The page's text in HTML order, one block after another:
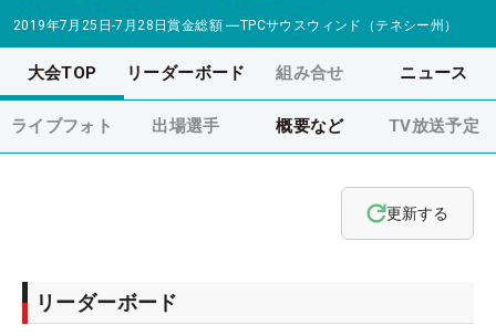
2019年7月25日-7月28日賞金総額 ―TPCサウスウィンド（テネシー州）
大会TOP リーダーボード 組み合せ ニュース
ライブフォト 出場選手 概要など TV放送予定
更新する
リーダーボード